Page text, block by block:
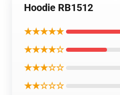
Hoodie RB1512
★★★★★
★★★★☆
★★★☆☆
★★☆☆☆